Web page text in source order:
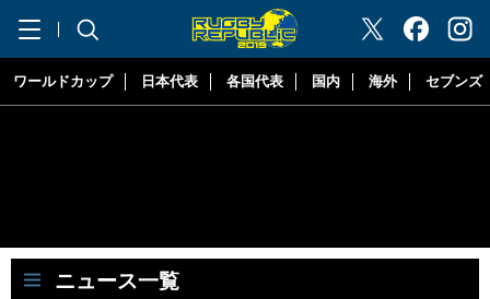
"ラグビーリパブリック"
ワールドカップ 日本代表 各国代表 国内 海外 セブンズ
ニュース一覧